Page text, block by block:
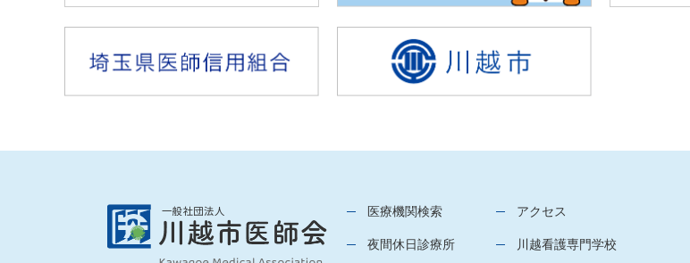
医療機関検索
夜間休日診療所
アクセス
川越看護専門学校